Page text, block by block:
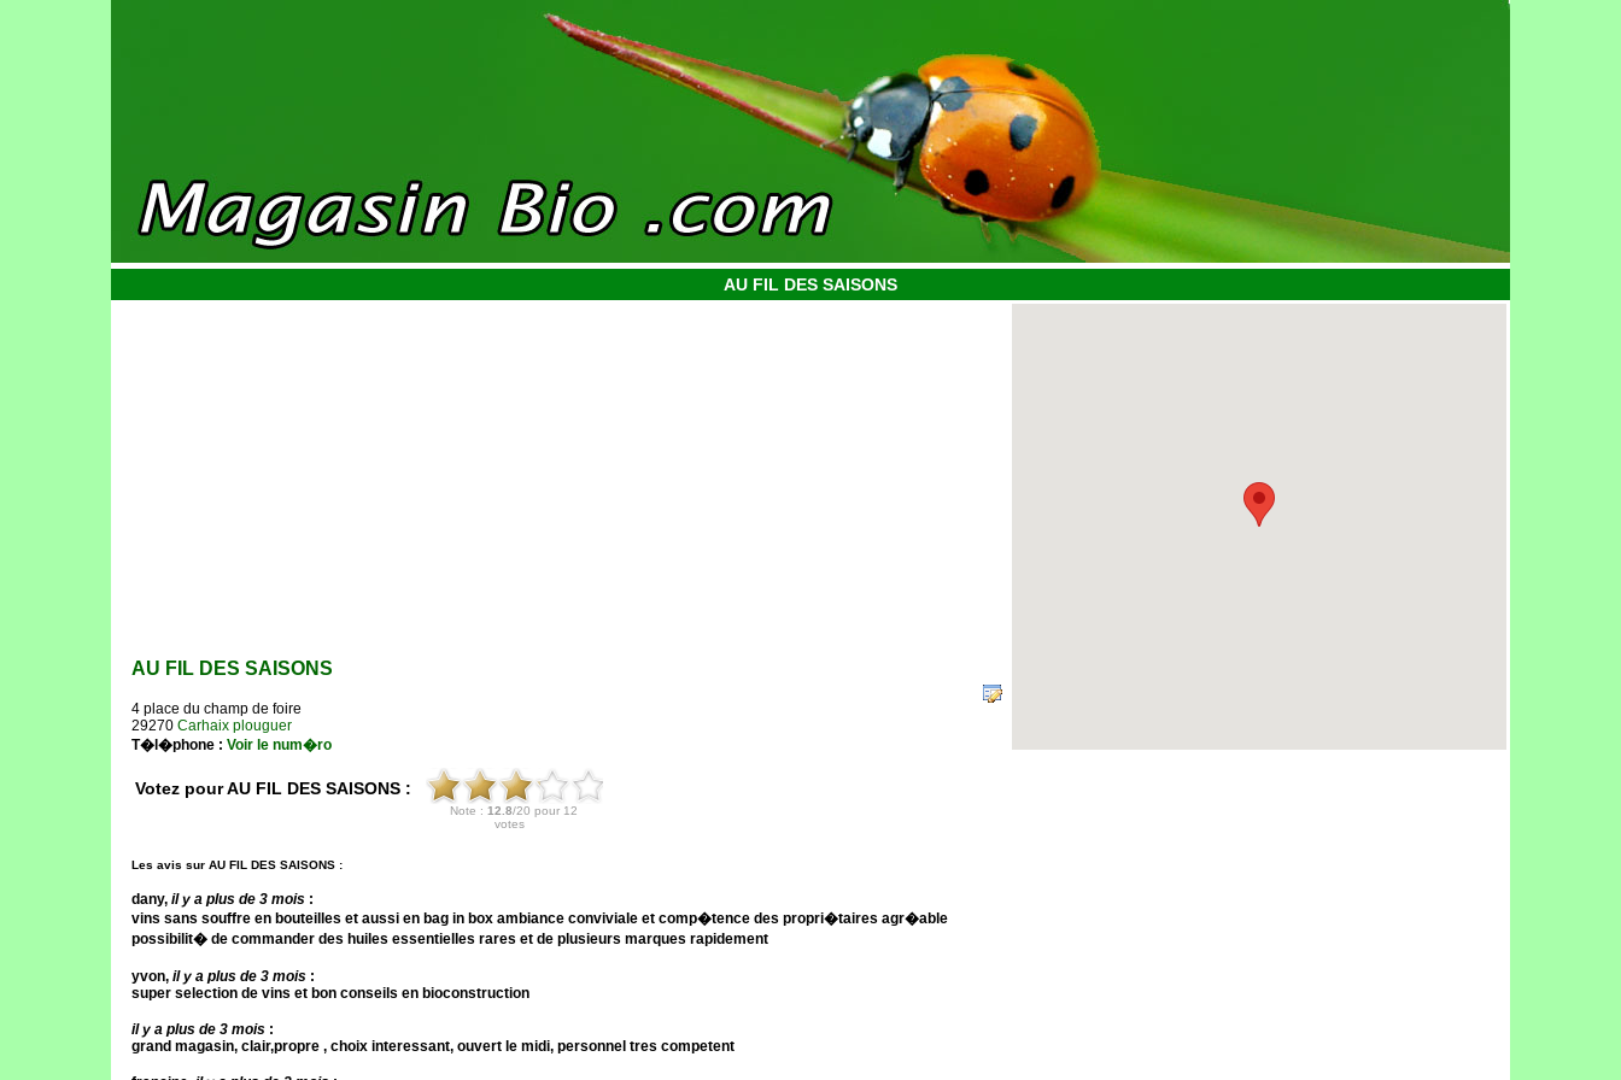
AU FIL DES SAISONS
AU FIL DES SAISONS
4 place du champ de foire
29270 Carhaix plouguer
T�l�phone : Voir le num�ro
Votez pour AU FIL DES SAISONS :
Les avis sur AU FIL DES SAISONS :
dany, il y a plus de 3 mois :
vins sans souffre en bouteilles et aussi en bag in box ambiance conviviale et comp�tence des propri�taires agr�able
possibilit� de commander des huiles essentielles rares et de plusieurs marques rapidement
yvon, il y a plus de 3 mois :
super selection de vins et bon conseils en bioconstruction
il y a plus de 3 mois :
grand magasin, clair,propre , choix interessant, ouvert le midi, personnel tres competent